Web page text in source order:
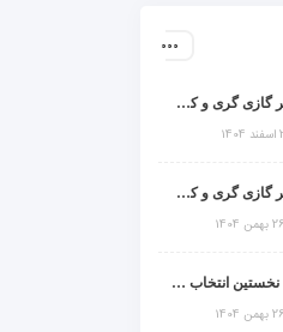
مقایسه کولر گازی گری و کریر و ال جی و جنرال گلد و هایسنس و مدیا و اجنرال
مقایسه کولر گازی گری و کریر و ال جی و جنرال گلد و جنرال شکار و سامسونگ و یونیوا
چرا آهن بتا، نخستین انتخاب برای گل میخ عرشه فولادی در ایران است؟